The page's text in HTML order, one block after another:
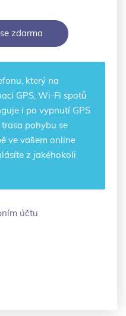
zdarma
, který na
GPS, Wi-Fi spotů
i po vypnutí GPS
pohybu se
ve vašem online
z jakéhokoli
účtu